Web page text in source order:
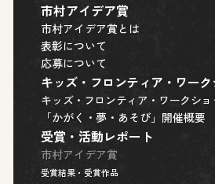
市村アイデア賞
市村アイ デア賞 と は
表彰について
応募について
キ ッズ・ フ ロ ンテ ィ ア ・ ワーク
キ ッ ズ・ フ ロ ンティ ア ・ ワーク ショ
「 かがく ・夢 ・ あそび 」 開催概要
受賞 ・活動 レポー ト
市村アイデア賞
受賞結果 ・ 受賞作品